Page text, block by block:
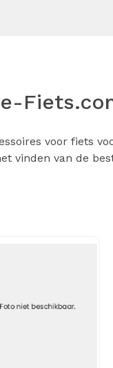
voor fiets
vinden van de